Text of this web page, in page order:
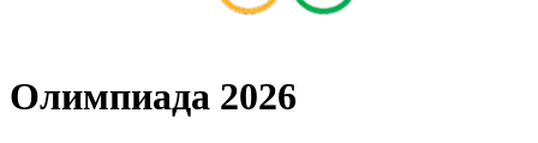
Олимпиада 2026